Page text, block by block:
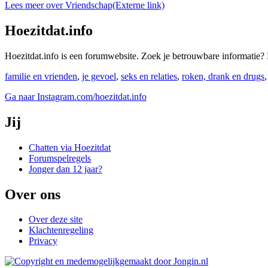
Lees meer over Vriendschap(Externe link)
Hoezitdat.info
Hoezitdat.info is een forumwebsite. Zoek je betrouwbare
familie en vrienden, je gevoel, seks en relaties, roken, drank en drugs
Ga naar Instagram.com/hoezitdat.info
Jij
Chatten via Hoezitdat
Forumspelregels
Jonger dan 12 jaar?
Over ons
Over deze site
Klachtenregeling
Privacy